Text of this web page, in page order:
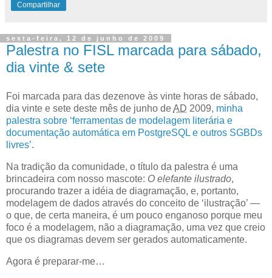
Compartilhar
sexta-feira, 12 de junho de 2009
Palestra no FISL marcada para sábado,
dia vinte & sete
Foi marcada para das dezenove às vinte horas de sábado,
dia vinte e sete deste mês de junho deAD 2009, minha
palestra sobre ‘ferramentas de modelagem literária e
documentação automática em PostgreSQL e outros SGBDs
livres’.
Na tradição da comunidade, o título da palestra é uma
brincadeira com nosso mascote: O elefante ilustrado,
procurando trazer a idéia de diagramação, e, portanto,
modelagem de dados através do conceito de ‘ilustração’ —
o que, de certa maneira, é um pouco enganoso porque meu
foco é a modelagem, não a diagramação, uma vez que creio
que os diagramas devem ser gerados automaticamente.
Agora é preparar-me…